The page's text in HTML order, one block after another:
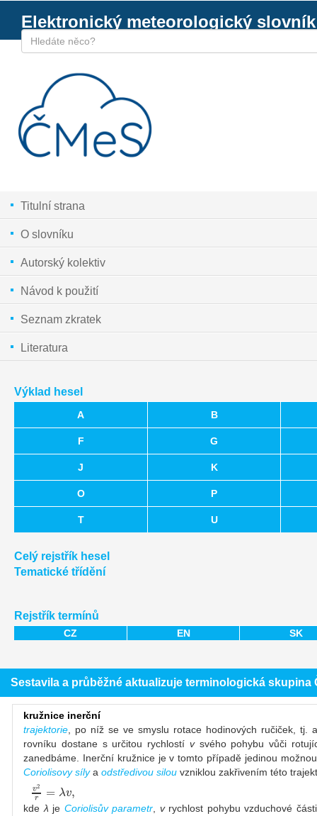
Elektronický meteorologický slovník
Titulní strana
O slovníku
Autorský kolektiv
Návod k použití
Seznam zkratek
Literatura
Výklad hesel
A B
F G
J K
O P
T U
Celý rejstřík hesel
Tematické třídění
Rejstřík termínů
CZ EN SK
Sestavila a průběžné aktualizuje terminologická
kružnice inerční
trajektorie , po níž se ve smyslu rotace hodinových ručiček, tj.
rovníku dostane s určitou rychlostí vsvého pohybu vůči
zanedbáme. Inerční kružnice je v tomto případě jedinou
Coriolisovy sílya odstředivou silou vzniklou zakřivením této
v2
r = λv,
kdeλ je Coriolisův parametr, vrychlost pohybu vzduchové